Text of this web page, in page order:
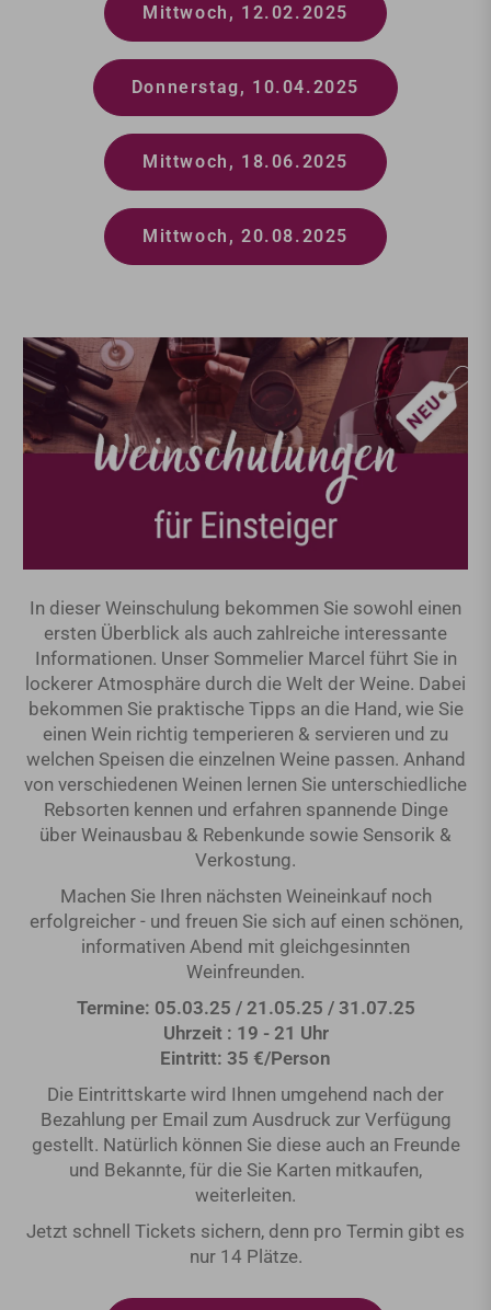
Mittwoch, 12.02.2025
Donnerstag, 10.04.2025
Mittwoch, 18.06.2025
Mittwoch, 20.08.2025
In dieser Weinschulung bekommen Sie sowohl einen
ersten Überblick als auch zahlreiche interessante
Informationen. Unser Sommelier Marcel führt Sie in
lockerer Atmosphäre durch die Welt der Weine. Dabei
bekommen Sie praktische Tipps an die Hand, wie Sie
einen Wein richtig temperieren & servieren und zu
welchen Speisen die einzelnen Weine passen. Anhand
von verschiedenen Weinen lernen Sie unterschiedliche
Rebsorten kennen und erfahren spannende Dinge
über Weinausbau & Rebenkunde sowie Sensorik &
Verkostung.
Machen Sie Ihren nächsten Weineinkauf noch
erfolgreicher - und freuen Sie sich auf einen schönen,
informativen Abend mit gleichgesinnten
Weinfreunden.
Termine: 05.03.25 / 21.05.25 / 31.07.25
Uhrzeit : 19 - 21 Uhr
Eintritt: 35 €/Person
Die Eintrittskarte wird Ihnen umgehend nach der
Bezahlung per Email zum Ausdruck zur Verfügung
gestellt. Natürlich können Sie diese auch an Freunde
und Bekannte, für die Sie Karten mitkaufen,
weiterleiten.
Jetzt schnell Tickets sichern, denn pro Termin gibt es
nur 14 Plätze.